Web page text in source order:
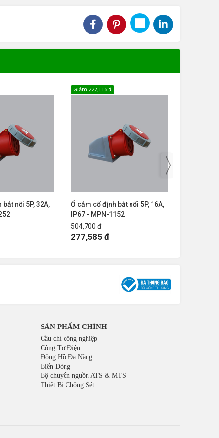
nổi 5P, 32A,
Ổ cắm cố định bắt nổi 5P, 16A,
IP67 - MPN-1152
504,700 đ
Giảm 227,115 đ
277,585 đ
SẢN PHẨM CHÍNH
Cầu chì công nghiệp
Công Tơ Điện
Đồng Hồ Đa Năng
Biến Dòng
Bộ chuyển nguồn ATS & MTS
Thiết Bị Chống Sét